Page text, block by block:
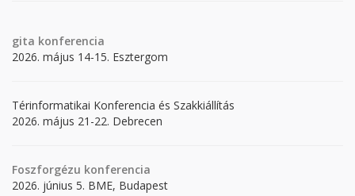
gita konferencia
2026. május 14-15. Esztergom
Térinformatikai Konferencia és Szakkiállítás
2026. május 21-22. Debrecen
Foszforgézu konferencia
2026. június 5. BME, Budapest